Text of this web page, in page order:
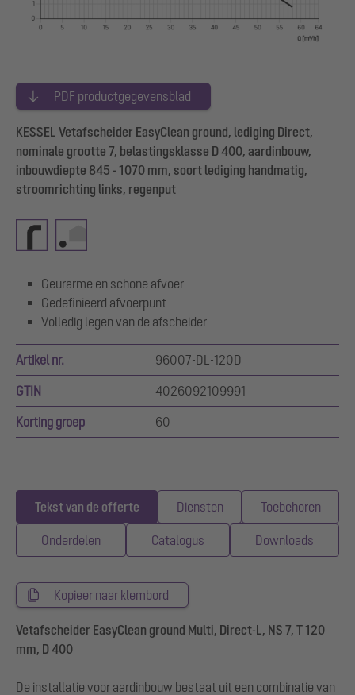
PDF productgegevensblad
KESSEL Vetafscheider EasyClean ground, lediging Direct,
nominale grootte 7, belastingsklasse D 400, aardinbouw,
inbouwdiepte 845 - 1070 mm, soort lediging handmatig,
stroomrichting links, regenput
Geurarme en schone afvoer
Gedefinieerd afvoerpunt
Volledig legen van de afscheider
Artikel nr. 96007-DL-120D
GTIN 4026092109991
Korting groep 60
Tekst van de offerte Diensten Toebehoren
Onderdelen Catalogus Downloads
Kopieer naar klembord
Vetafscheider EasyClean ground Multi, Direct-L, NS 7, T 120
mm, D 400
De installatie voor aardinbouw bestaat uit een combinatie van